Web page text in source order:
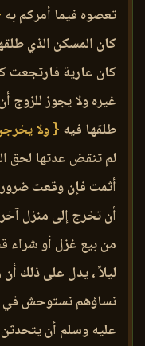
تعصوه فيما أمركم به
كان المسكن الذي
كان عارية فارتجعت
غيره ولا يجوز للزوج
طلقها فيه{ ولا
لم تنقض عدتها لحق
أثمت فإن وقعت
أن تخرج إلى منزل
من بيع غزل أو شراء
ليلاً ، يدل على ذلك
نساؤهم نستوحش في
عليه وسلم أن